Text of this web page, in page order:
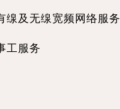
缐及无缐宽频网络服务
工服务